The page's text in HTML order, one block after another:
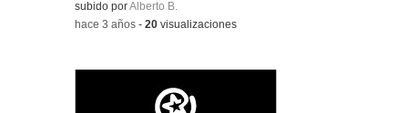
Contenido educativo.
subido porAlberto B.
-hace 3 años -20 visualizaciones